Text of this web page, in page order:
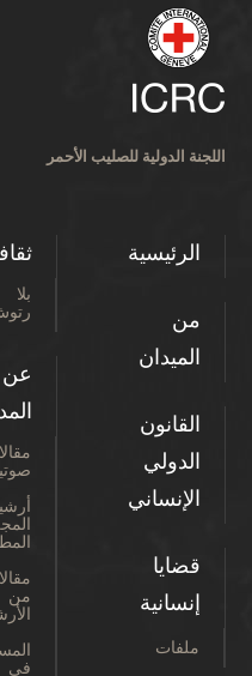
اللجنة الدولية للصليب الأحمر
الرئيسية
من
الميدان
القانون
الدولي
الإنساني
قضايا
إنسانية
ملفات
بلا
عن
من
في